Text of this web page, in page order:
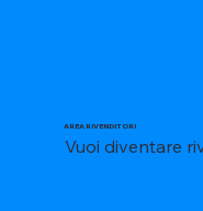
AREA RIVENDITORI
Vuoi diventare